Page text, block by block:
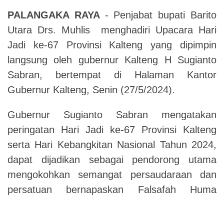
PALANGAKA RAYA - Penjabat bupati Barito
Utara Drs. Muhlis menghadiri Upacara Hari
Jadi ke-67 Provinsi Kalteng yang dipimpin
langsung oleh gubernur Kalteng H Sugianto
Sabran, bertempat di Halaman Kantor
Gubernur Kalteng, Senin (27/5/2024).
Gubernur Sugianto Sabran mengatakan
peringatan Hari Jadi ke-67 Provinsi Kalteng
serta Hari Kebangkitan Nasional Tahun 2024,
dapat dijadikan sebagai pendorong utama
mengokohkan semangat persaudaraan dan
persatuan bernapaskan Falsafah Huma